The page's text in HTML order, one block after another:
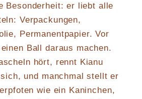
Besonderheit: er liebt alle
Verpackungen,
Permanentpapier. Vor
Ball daraus machen.
hört, rennt Kianu
und manchmal stellt er
wie ein Kaninchen,